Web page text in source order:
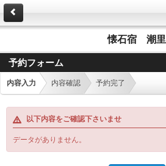
懐石宿 潮里
予約フォーム
内容入力 内容確認 予約完了
以下内容をご確認下さいませ
データがありません。